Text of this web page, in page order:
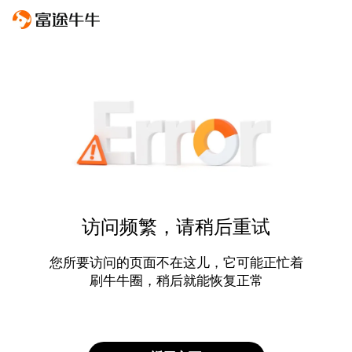
访问频繁，请稍后重试
您所要访问的页面不在这儿，它可能正忙着
刷牛牛圈，稍后就能恢复正常